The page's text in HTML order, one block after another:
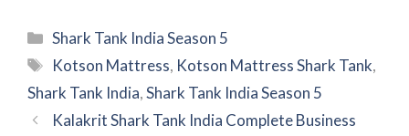
Categories
Shark Tank India Season 5
Tags
Kotson Mattress, Kotson Mattress Shark Tank,
Shark Tank India,Shark Tank India Season 5
Kalakrit Shark Tank India Complete Business